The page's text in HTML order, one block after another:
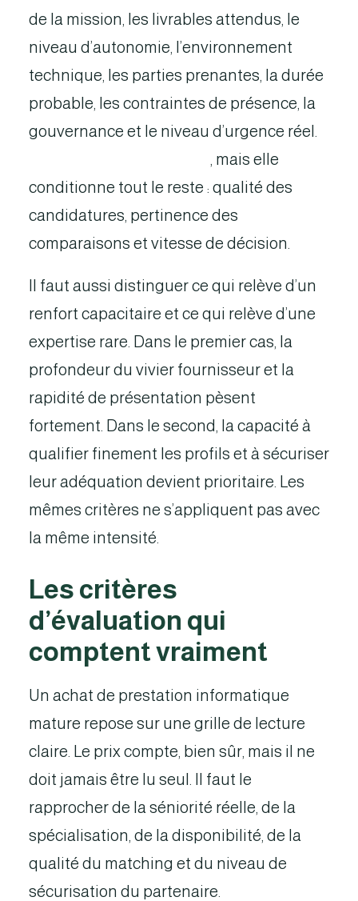
de la mission, les livrables attendus, le
niveau d’autonomie, l’environnement
technique, les parties prenantes, la durée
probable, les contraintes de présence, la
gouvernance et le niveau d’urgence réel.
, mais elle
conditionne tout le reste : qualité des
candidatures, pertinence des
comparaisons et vitesse de décision.
Il faut aussi distinguer ce qui relève d’un
renfort capacitaire et ce qui relève d’une
expertise rare. Dans le premier cas, la
profondeur du vivier fournisseur et la
rapidité de présentation pèsent
fortement. Dans le second, la capacité à
qualifier finement les profils et à sécuriser
leur adéquation devient prioritaire. Les
mêmes critères ne s’appliquent pas avec
la même intensité.
Les critères
d’évaluation qui
comptent vraiment
Un achat de prestation informatique
mature repose sur une grille de lecture
claire. Le prix compte, bien sûr, mais il ne
doit jamais être lu seul. Il faut le
rapprocher de la séniorité réelle, de la
spécialisation, de la disponibilité, de la
qualité du matching et du niveau de
sécurisation du partenaire.